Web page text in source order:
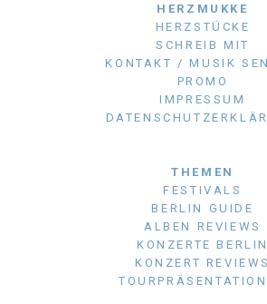
HERZMUKKE
HERZSTÜCKE
SCHREIB MIT
KONTAKT / MUSIK
PROMO
IMPRESSUM
THEMEN
FESTIVALS
BERLIN GUIDE
ALBEN REVIEWS
KONZERTE BERLIN
KONZERT REVIEWS